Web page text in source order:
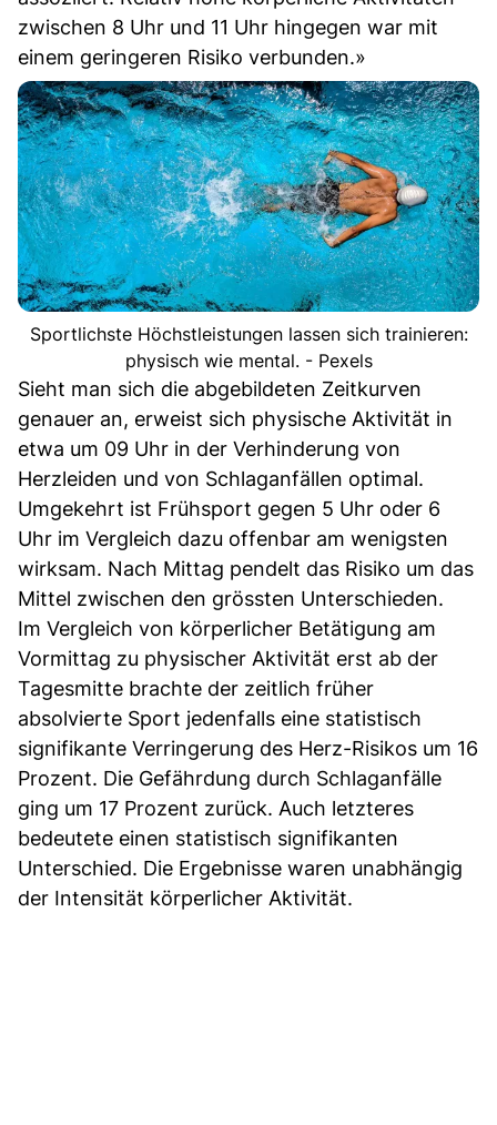
zwischen 8 Uhr und 11 Uhr hingegen war mit
einem geringeren Risiko verbunden.»
Sportlichste Höchstleistungen lassen sich trainieren:
physisch wie mental. - Pexels
Sieht man sich die abgebildeten Zeitkurven
genauer an, erweist sich physische Aktivität in
etwa um 09 Uhr in der Verhinderung von
Herzleiden und von Schlaganfällen optimal.
Umgekehrt ist Frühsport gegen 5 Uhr oder 6
Uhr im Vergleich dazu offenbar am wenigsten
wirksam. Nach Mittag pendelt das Risiko um das
Mittel zwischen den grössten Unterschieden.
Im Vergleich von körperlicher Betätigung am
Vormittag zu physischer Aktivität erst ab der
Tagesmitte brachte der zeitlich früher
absolvierte Sport jedenfalls eine statistisch
signifikante Verringerung des Herz-Risikos um 16
Prozent. Die Gefährdung durch Schlaganfälle
ging um 17 Prozent zurück. Auch letzteres
bedeutete einen statistisch signifikanten
Unterschied. Die Ergebnisse waren unabhängig
der Intensität körperlicher Aktivität.